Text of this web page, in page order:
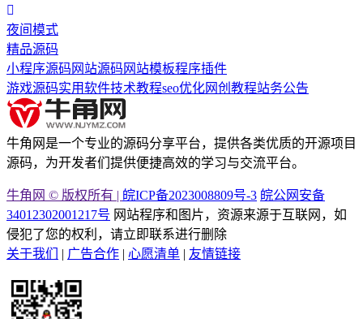
夜间模式
精品源码
小程序源码 网站源码 网站模板程序插件
游戏源码实用软件技术教程seo优化网创教程站务公告
牛角网是一个专业的源码分享平台，提供各类优质的开源项目
源码，为开发者们提供便捷高效的学习与交流平台。
牛角网 © 版权所有 | 皖ICP备2023008809号-3 皖公网安备
34012302001217号 网站程序和图片，资源来源于互联网，如
侵犯了您的权利，请立即联系进行删除
关于我们
| 广告合作 | 心愿清单 | 友情链接